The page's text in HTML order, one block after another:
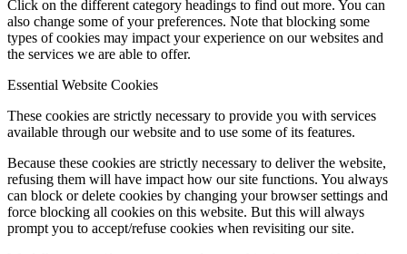
Click on the different category headings to find out more. You can
also change some of your preferences. Note that blocking some
types of cookies may impact your experience on our websites and
the services we are able to offer.
Essential Website Cookies
These cookies are strictly necessary to provide you with services
available through our website and to use some of its features.
Because these cookies are strictly necessary to deliver the website,
refusing them will have impact how our site functions. You always
can block or delete cookies by changing your browser settings and
force blocking all cookies on this website. But this will always
prompt you to accept/refuse cookies when revisiting our site.